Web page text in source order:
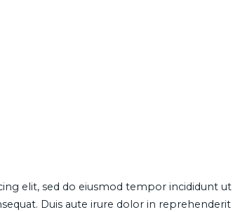
elit, sed do eiusmod tempor incididunt ut
Duis aute irure dolor in reprehenderit